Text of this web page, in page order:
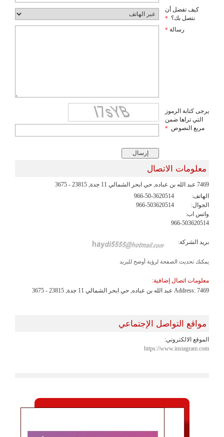
كيف تفضل أن
نتصل بك؟ *
رسالة *
يرجى كتابة الرموز
التي تراها ضمن
مربع النصوص *
معلومات الاتصال
7469 عبد الله بن عباده, حي ابحر الشمالي 11 جدة, 23815 - 3675
الهاتف:
966-50-3620514
الجوال:
966-503620514
واتس اب:
966-503620514
بريد الشركة:
يمكنك تحديث الصفحة لرؤية أوضح للبريد
معلومات اتصال إضافية:
Address: 7469 عبد الله بن عباده, حي ابحر الشمالي 11 جدة, 23815 - 3675
مواقع التواصل الإجتماعي
الموقع الالكتروني:
https://www.instagram.com